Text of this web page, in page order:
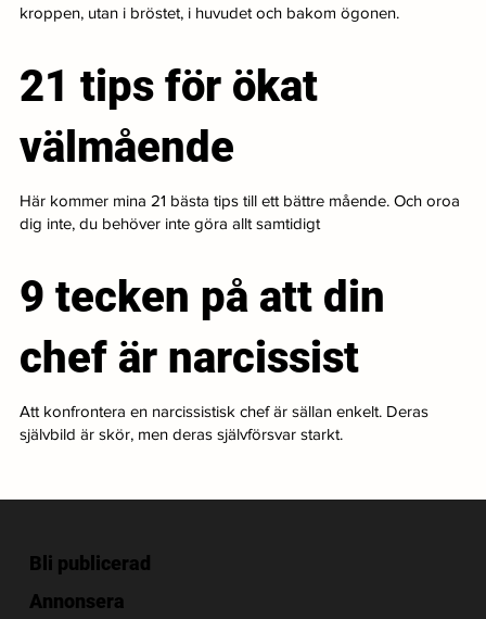
kroppen, utan i bröstet, i huvudet och bakom ögonen.
21 tips för ökat
välmående
Här kommer mina 21 bästa tips till ett bättre mående. Och oroa
dig inte, du behöver inte göra allt samtidigt
9 tecken på att din
chef är narcissist
Att konfrontera en narcissistisk chef är sällan enkelt. Deras
självbild är skör, men deras självförsvar starkt.
Bli publicerad
Annonsera